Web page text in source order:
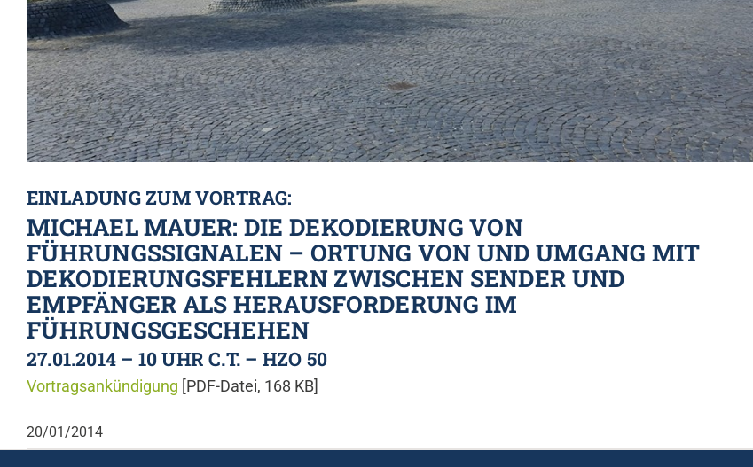
EINLADUNG ZUM VORTRAG:
MICHAEL MAUER: DIE DEKODIERUNG VON
FÜHRUNGSSIGNALEN – ORTUNG VON UND UMGANG MIT
DEKODIERUNGSFEHLERN ZWISCHEN SENDER UND
EMPFÄNGER ALS HERAUSFORDERUNG IM
FÜHRUNGSGESCHEHEN
27.01.2014 – 10 UHR C.T. – HZO 50
Vortragsankündigung [PDF-Datei, 168 KB]
20/01/2014